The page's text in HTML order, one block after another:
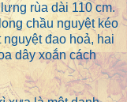
rùa dài 110 cm.
chầu nguyệt kéo
nguyệt đao hoả, hai
dây xoắn cách